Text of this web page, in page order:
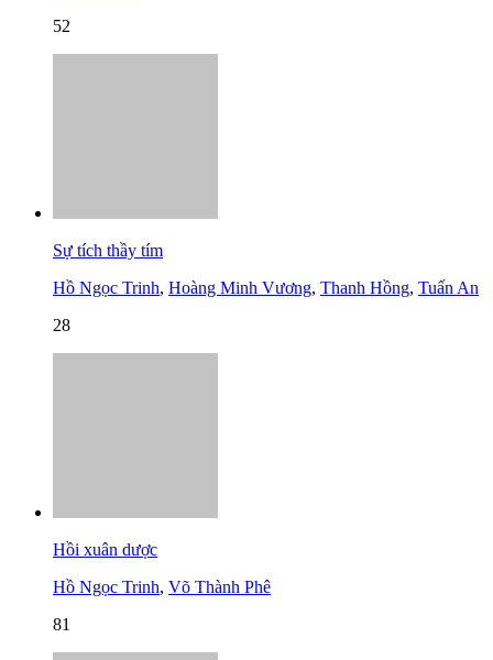
52
Sự tích thầy tím
Hồ Ngọc Trinh, Hoàng Minh Vương, Thanh Hồng, Tuấn An
28
Hồi xuân dược
Hồ Ngọc Trinh, Võ Thành Phê
81